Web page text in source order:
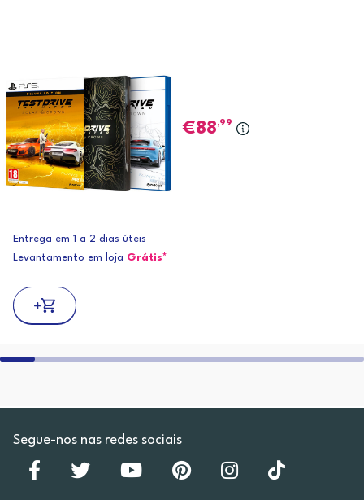
88,99
Entrega em 1 a 2 dias úteis
Levantamento em loja Grátis*
Segue-nos nas redes sociais